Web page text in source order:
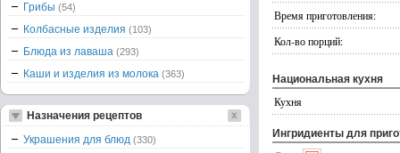
Время приготовления:
Кол-во порций:
Национальная кухня
Кухня
Ингридиенты для
Грибы (54)
Колбасные изделия (103)
Блюда из лаваша (293)
Каши и изделия из молока (363)
Назначения рецептов
Украшения для блюд (330)